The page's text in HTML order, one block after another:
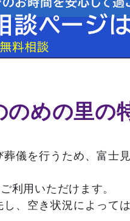
のめの里の
儀を行うため、富士
利用いただけます。
、空き状況によって